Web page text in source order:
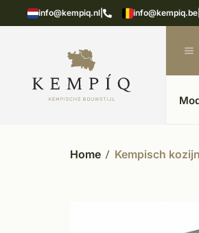
info@kempiq.nl info@kempiq.be
in kempische bouwstijl
Home Kempisch